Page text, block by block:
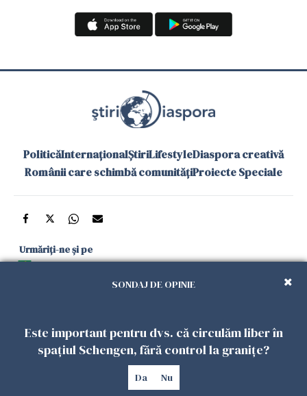
PoliticăInternaționalȘtiriLifestyleDiaspora creativă
Românii care schimbă comunitățiProiecte Speciale
Urmăriți-ne și pe
și în aplicațiile mobile
Politica de
confidențialitate
Politica
Cookies
Gestionați
Contact
Declarație de
accesibilitate
Copyright 2026. Toate drepturile rezervate.
SONDAJ DE OPINIE
Este important pentru dvs. că circulăm liber în
spațiul Schengen, fără control la granițe?
Da Nu